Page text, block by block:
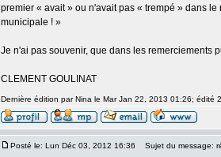
premier « avait » ou n'avait pas « trempé » dans
municipale ! »
Je n'ai pas souvenir, que dans les remerciements
CLEMENT GOULINAT
Dernière édition par Nina le Mar Jan 22, 2013 01:26; édité
Posté le: Lun Déc 03, 2012 16:36 Sujet du message: